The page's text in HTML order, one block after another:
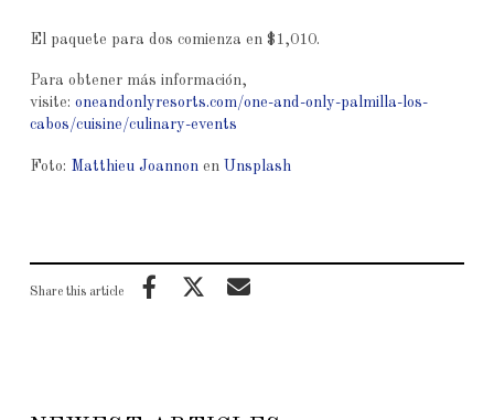
El paquete para dos comienza en $1,010.
Para obtener más información,
visite: oneandonlyresorts.com/one-and-only-palmilla-los-
cabos/cuisine/culinary-events
Foto: Matthieu Joannon en Unsplash
Share this article